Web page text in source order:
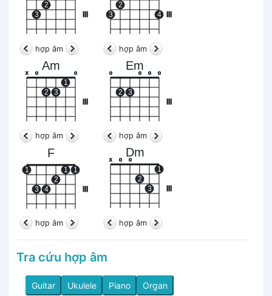
3
2
hợp âm
3
2
4
hợp âm
Am
III
x o
2 3
1
o
hợp âm
Em
o
2 3
o o o
hợp âm
F
III
1
3 4
2
1 1
hợp âm
Dm
x o o
2
3
1
hợp âm
Tra cứu hợp âm
Guitar Ukulele Piano Organ